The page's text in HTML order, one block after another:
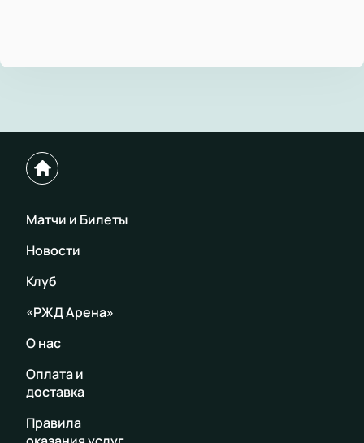
Матчи и Билеты
Новости
Клуб
«РЖД Арена»
О нас
Оплата и
доставка
Правила